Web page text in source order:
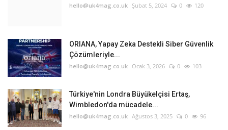
hello@uk4mag.co.uk Şubat 5, 2024 0 120
ORIANA, Yapay Zeka Destekli Siber Güvenlik
Çözümleriyle...
hello@uk4mag.co.uk Ocak 3, 2026 0 103
Türkiye'nin Londra Büyükelçisi Ertaş,
Wimbledon'da mücadele...
hello@uk4mag.co.uk Ağustos 3, 2025 0 96